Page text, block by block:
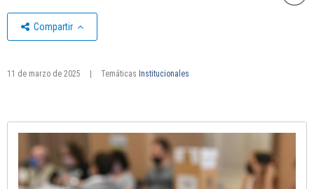
Compartir
11 de marzo de 2025 Temáticas Institucionales